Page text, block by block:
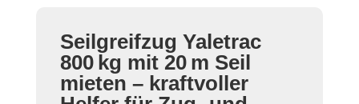
Seilgreifzug Yaletrac
800 kg mit 20 m Seil
mieten – kraftvoller